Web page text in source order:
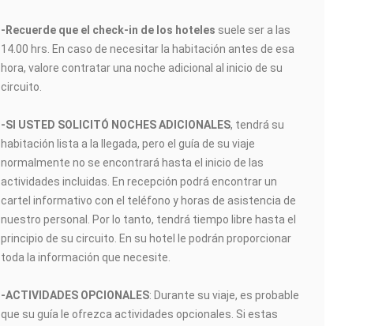
-Recuerde que el check-in de los hoteles suele ser a las
14.00 hrs. En caso de necesitar la habitación antes de esa
hora, valore contratar una noche adicional al inicio de su
circuito.
-SI USTED SOLICITÓ NOCHES ADICIONALES, tendrá su
habitación lista a la llegada, pero el guía de su viaje
normalmente no se encontrará hasta el inicio de las
actividades incluidas. En recepción podrá encontrar un
cartel informativo con el teléfono y horas de asistencia de
nuestro personal. Por lo tanto, tendrá tiempo libre hasta el
principio de su circuito. En su hotel le podrán proporcionar
toda la información que necesite.
-ACTIVIDADES OPCIONALES: Durante su viaje, es probable
que su guía le ofrezca actividades opcionales. Si estas